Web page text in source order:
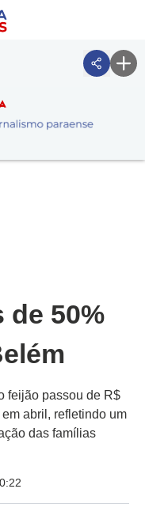
de 50%
feijão passou de R$
abril, refletindo um
das famílias